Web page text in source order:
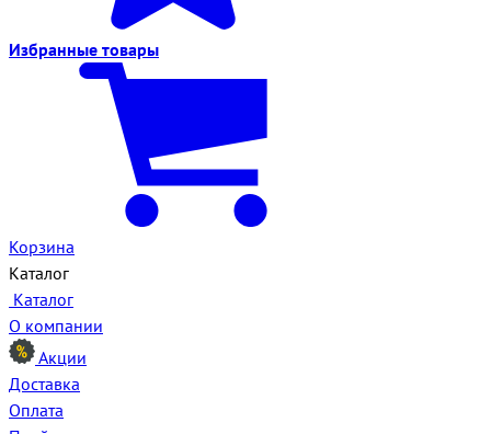
Избранные товары
Корзина
Каталог
Каталог
О компании
Акции
Доставка
Оплата